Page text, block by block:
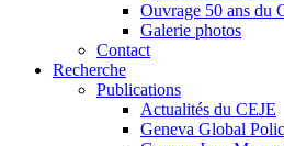
Ouvrage 50 ans du
Galerie photos
Contact
Recherche
Publications
Actualités du CEJE
Geneva Global